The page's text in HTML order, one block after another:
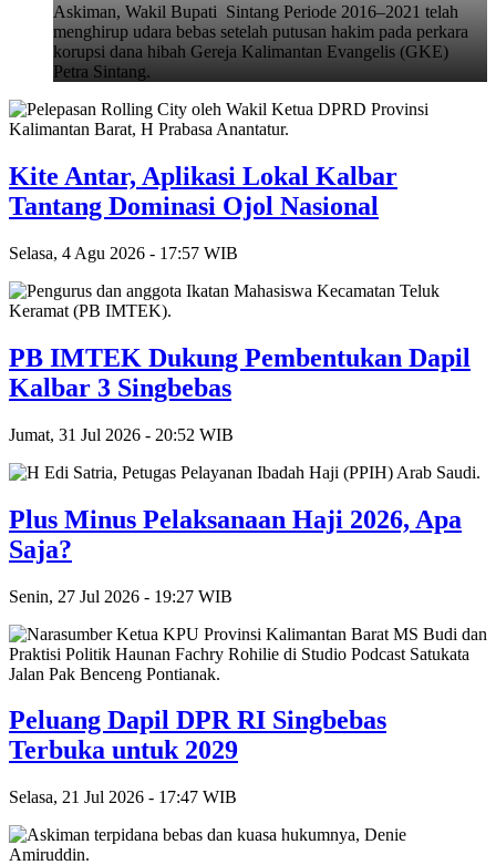
Askiman, Wakil Bupati Sintang Periode 2016–2021 telah
menghirup udara bebas setelah putusan hakim pada perkara
korupsi dana hibah Gereja Kalimantan Evangelis (GKE)
Petra Sintang.
Kite Antar, Aplikasi Lokal Kalbar
Tantang Dominasi Ojol Nasional
Selasa, 4 Agu 2026 - 17:57 WIB
PB IMTEK Dukung Pembentukan Dapil
Kalbar 3 Singbebas
Jumat, 31 Jul 2026 - 20:52 WIB
Plus Minus Pelaksanaan Haji 2026, Apa
Saja?
Senin, 27 Jul 2026 - 19:27 WIB
Peluang Dapil DPR RI Singbebas
Terbuka untuk 2029
Selasa, 21 Jul 2026 - 17:47 WIB